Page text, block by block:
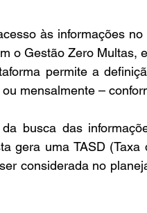
às informações
o Gestão Zero Multas,
permite a
mensalmente –
busca das
gera uma TASD
considerada no